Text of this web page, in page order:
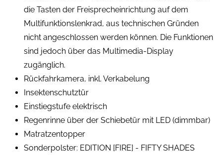
die Tasten der Freisprecheinrichtung auf dem
Multifunktionslenkrad, aus technischen Gründen
nicht angeschlossen werden können. Die Funktionen
sind jedoch über das Multimedia-Display
zugänglich.
Rückfahrkamera, inkl. Verkabelung
Insektenschutztür
Einstiegstufe elektrisch
Regenrinne über der Schiebetür mit LED (dimmbar)
Matratzentopper
Sonderpolster: EDITION [FIRE] - FIFTY SHADES